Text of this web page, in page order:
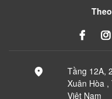
Tầng 12A,
Xuân Hòa
Việt Nam